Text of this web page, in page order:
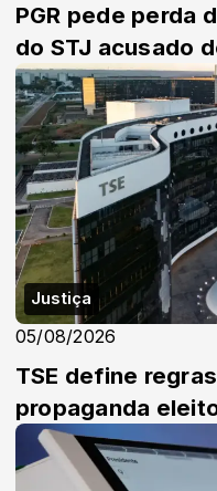
PGR pede perda
do STJ acusado
Justiça
05/08/2026
TSE define
propaganda